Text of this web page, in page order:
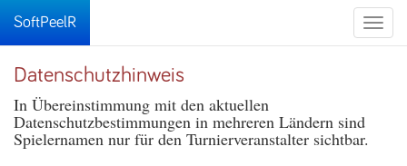
Toggle
SoftPeelR
Datenschutzhinweis
In Übereinstimmung mit den aktuellen
Datenschutzbestimmungen in mehreren Ländern sind
Spielernamen nur für den Turnierveranstalter sichtbar.